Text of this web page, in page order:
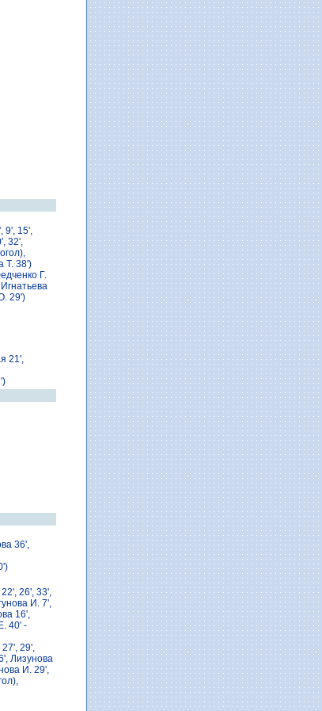
9', 15',
32',
Т. 38')
Г.
29')
21',
36',
26', 33',
И. 7',
16',
40' -
29',
Лизунова
И. 29',